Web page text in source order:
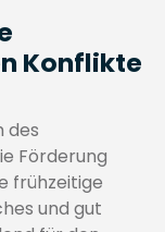
Konflikte
des
Förderung
frühzeitige
und gut